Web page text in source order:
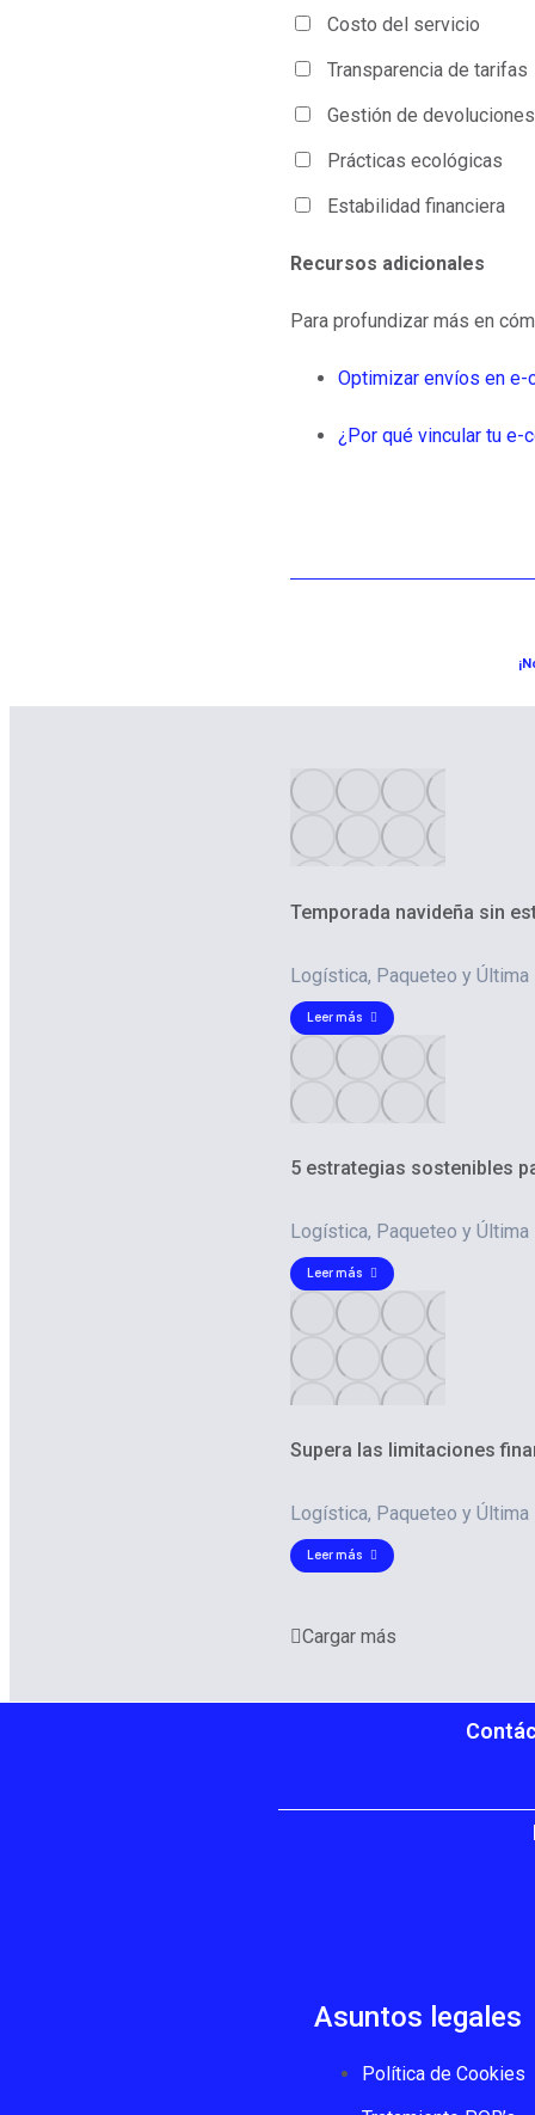
Costo del servicio
Transparencia de tarifas
Gestión de devoluciones
Prácticas ecológicas
Estabilidad financiera
Recursos adicionales
Para profundizar más en
Optimizar envíos en e-
¿Por qué vincular tu e-
Temporada navideña sin
Logística, Paqueteo y
Leer más
5 estrategias sostenibles
Logística, Paqueteo y
Leer más
Supera las limitaciones
Logística, Paqueteo y
Leer más
Cargar más
Asuntos legales
Política de Cookies